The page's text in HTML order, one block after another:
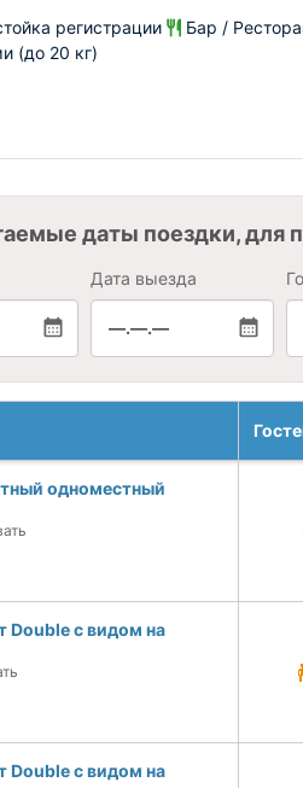
регистрации Бар /
(до 20 кг)
даты поездки, для
Дата выезда
—.—.—
одноместный
Double с видом на
Double с видом на